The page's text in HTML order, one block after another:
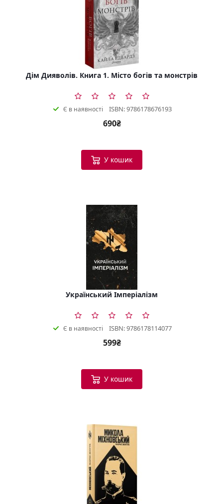
Дім Дияволів. Книга 1. Місто богів та монстрів
Є в наявності ISBN: 9786178676193
690₴
У кошик
Український Імперіалізм
Є в наявності ISBN: 9786178114077
599₴
У кошик